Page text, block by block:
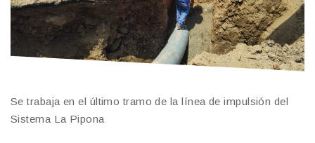
Se trabaja en el último tramo de la línea de impulsión del
Sistema La Pipona